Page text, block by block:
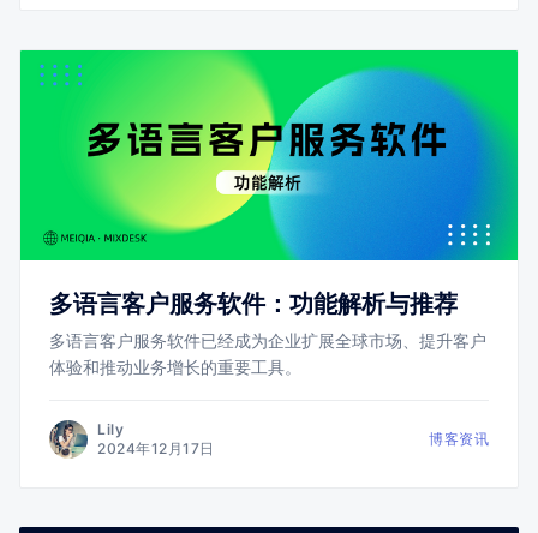
多语言客户服务软件：功能解析与推荐
多语言客户服务软件已经成为企业扩展全球市场、提升客户
体验和推动业务增长的重要工具。
Lily
2024年12月17日
博客资讯